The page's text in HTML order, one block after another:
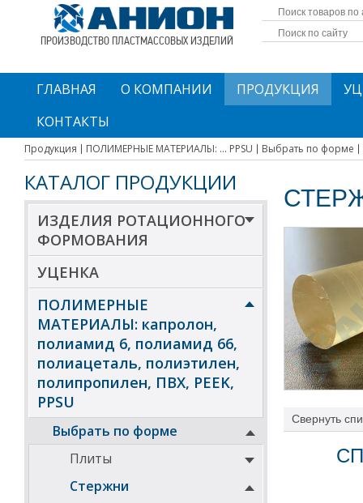
ПРОИЗВОДСТВО ПЛАСТМАССОВЫХ ИЗДЕЛИЙ
ГЛАВНАЯ О КОМПАНИИ ПРОДУКЦИЯ
КОНТАКТЫ
Продукция ПОЛИМЕРНЫЕ МАТЕРИАЛЫ: ... PPSU Выбрать по форме
КАТАЛОГ ПРОДУКЦИИ
ИЗДЕЛИЯ РОТАЦИОННОГО
ФОРМОВАНИЯ
УЦЕНКА
ПОЛИМЕРНЫЕ
МАТЕРИАЛЫ: капролон,
полиамид 6, полиамид 66,
полиацеталь, полиэтилен,
полипропилен, ПВХ, PEEK,
PPSU
Выбрать по форме
Плиты
Стержни
Свернуть